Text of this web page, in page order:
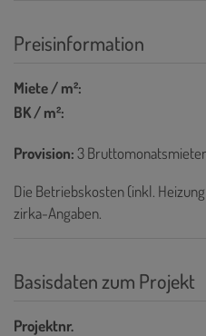
Preisinformation
Miete / m²:
BK / m²:
Provision:3
Die Betriebskosten (inkl.
zirka-Angaben.
Basisdaten zum Projekt
Projektnr.